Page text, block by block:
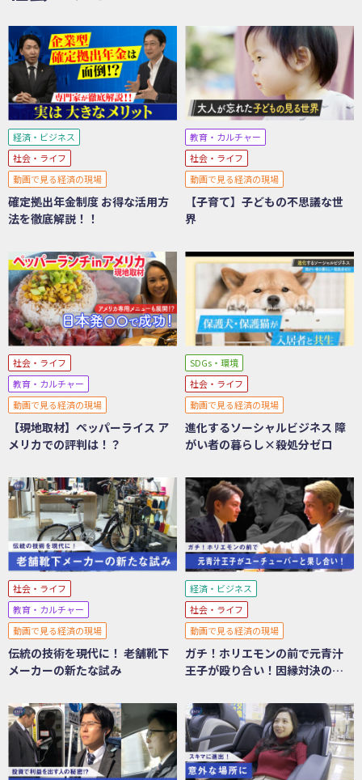
経済・ビジネス
社会・ライフ
動画で見る経済の現場
確定拠出年金制度 お得な活用方
法を徹底解説！！
教育・カルチャー
社会・ライフ
動画で見る経済の現場
【子育て】子どもの不思議な世
界
社会・ライフ
教育・カルチャー
動画で見る経済の現場
【現地取材】ペッパーライス ア
メリカでの評判は！？
SDGs・環境
社会・ライフ
動画で見る経済の現場
進化するソーシャルビジネス 障
がい者の暮らし×殺処分ゼロ
社会・ライフ
教育・カルチャー
動画で見る経済の現場
伝統の技術を現代に！ 老舗靴下
メーカーの新たな試み
経済・ビジネス
社会・ライフ
動画で見る経済の現場
ガチ！ホリエモンの前で元青汁
王子が殴り合い！因縁対決の舞